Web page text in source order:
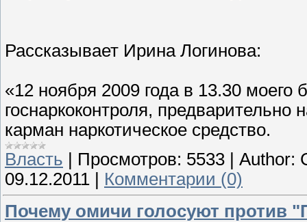
Рассказывает Ирина Логинова:
«12 ноября 2009 года в 13.30 моего
госнаркоконтроля,
карман наркотическое средство.
Власть | Просмотров: 5533 | Author:
09.12.2011 | Комментарии (0)
Почему омичи голосуют против